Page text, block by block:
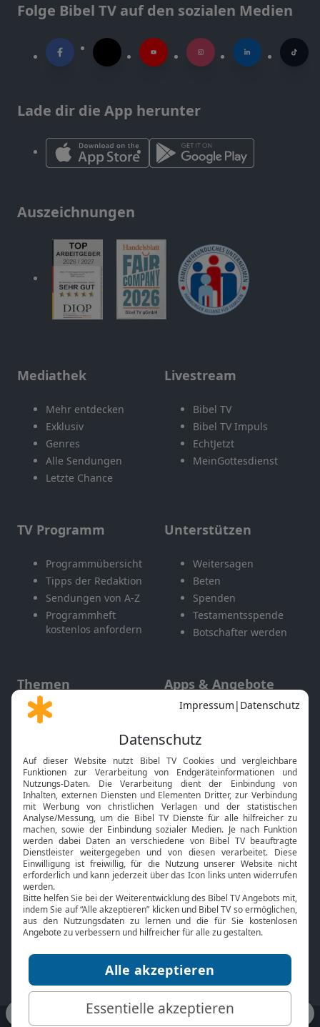
Folge Bibel TV auf den sozialen Medien
Lade dir die App herunter
Auszeichnungen
Mediathek
Mehr entdecken
Exklusiv
Genres
Alle Sendungen
Letzte Chance
Livestream
Bibel TV
Bibel TV Impuls
EchtJetzt
MeinGottesdienst
TV Programm
Programmübersicht
Tipps der Redaktion
Sendungen von A-Z
Programmheft
kostenlos anfordern
Unterstützen
Weitersagen
Beten
Spenden
Testamentsspende
Botschafter werden
Themen
Gott und Bibel erklärt
Neuigkeiten
Apps & Angebote
Mobile App
Smart TV
HbbTV
Bibelthek Online-Bibel
Nächster Gottesdienst
Bibel TV
Über uns
Jobs
Mediadaten
Service
Kontakt
TV-Empfang
bibeltv.de: Impressum Datenschutz